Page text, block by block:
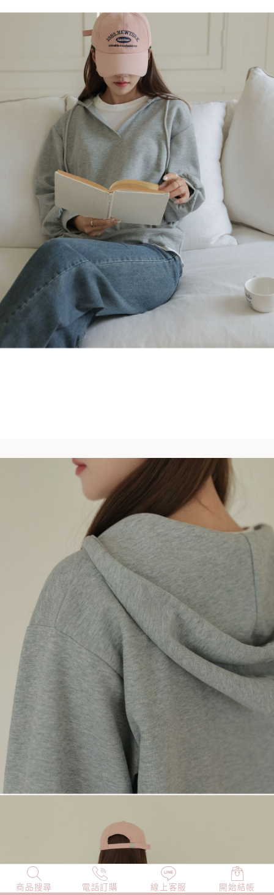
商品搜尋 電話訂購 線上客服 開始結帳
NEW 店長精選 TOP100 小編穿搭